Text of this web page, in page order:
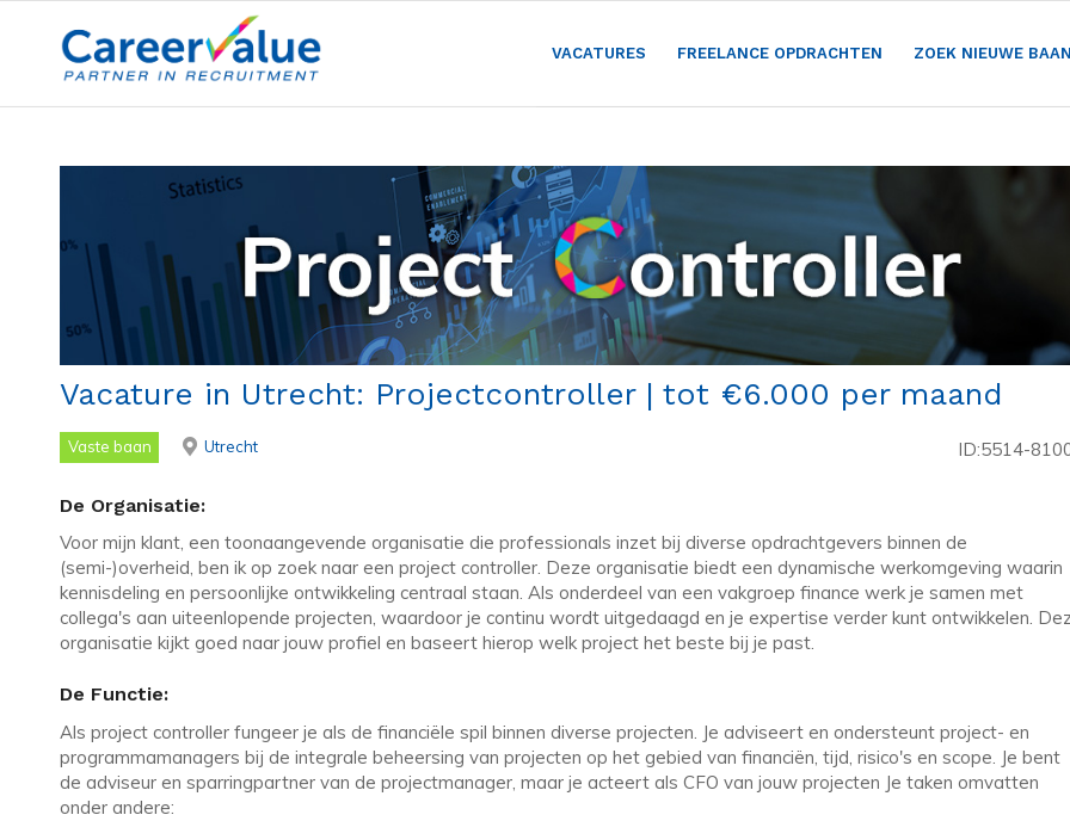
VACATURES FREELANCE OPDRACHTEN ZOEK NIEUWE BAAN
Vacature in Utrecht: Projectcontroller | tot €6.000 per maand
Vaste baan Utrecht ID:5514-
De Organisatie:
Voor mijn klant, een toonaangevende organisatie die professionals inzet bij diverse opdrachtgevers binnen de
(semi-)overheid, ben ik op zoek naar een project controller. Deze organisatie biedt een dynamische werkomgeving waarin
kennisdeling en persoonlijke ontwikkeling centraal staan. Als onderdeel van een vakgroep finance werk je samen met
collega's aan uiteenlopende projecten, waardoor je continu wordt uitgedaagd en je expertise verder kunt ontwikkelen.
organisatie kijkt goed naar jouw profiel en baseert hierop welk project het beste bij je past.
De Functie:
Als project controller fungeer je als de financiële spil binnen diverse projecten. Je adviseert en ondersteunt project- en
programmamanagers bij de integrale beheersing van projecten op het gebied van financiën, tijd, risico's en scope. Je bent
de adviseur en sparringpartner van de projectmanager, maar je acteert als CFO van jouw projecten Je taken omvatten
onder andere: